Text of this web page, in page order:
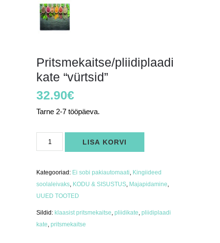
Pritsmekaitse/pliidiplaadi
kate “vürtsid”
32.90€
Tarne 2-7 tööpäeva.
kate
"vürtsid"
LISA KORVI
Kategooriad: Ei sobi pakiautomaati, Kingiideed
soolaleivaks, KODU & SISUSTUS, Majapidamine,
UUED TOOTED
Sildid: klaasist pritsmekaitse, pliidikate, pliidiplaadi
kate, pritsmekaitse